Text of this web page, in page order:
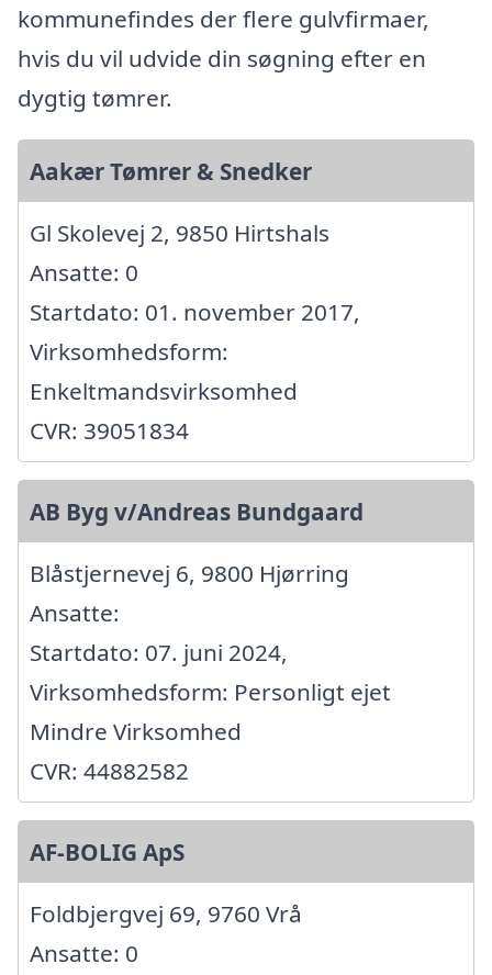
kommunefindes der flere gulvfirmaer,
hvis du vil udvide din søgning efter en
dygtig tømrer.
Aakær Tømrer & Snedker
Gl Skolevej 2, 9850 Hirtshals
Ansatte: 0
Startdato: 01. november 2017,
Virksomhedsform:
Enkeltmandsvirksomhed
CVR: 39051834
AB Byg v/Andreas Bundgaard
Blåstjernevej 6, 9800 Hjørring
Ansatte:
Startdato: 07. juni 2024,
Virksomhedsform: Personligt ejet
Mindre Virksomhed
CVR: 44882582
AF-BOLIG ApS
Foldbjergvej 69, 9760 Vrå
Ansatte: 0